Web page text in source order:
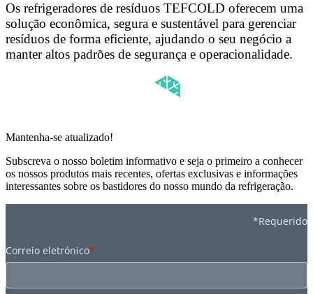
Os refrigeradores de resíduos TEFCOLD oferecem uma
solução econômica, segura e sustentável para gerenciar
resíduos de forma eficiente, ajudando o seu negócio a
manter altos padrões de segurança e operacionalidade.
Mantenha-se atualizado!
Subscreva o nosso boletim informativo e seja o primeiro a conhecer
os nossos produtos mais recentes, ofertas exclusivas e informações
interessantes sobre os bastidores do nosso mundo da refrigeração.
*Requerido
Correio eletrónico*